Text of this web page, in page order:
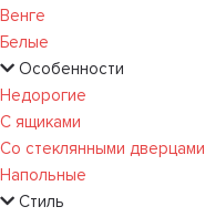
Венге
Белые
Особенности
Недорогие
С ящиками
Со стеклянными дверцами
Напольные
Стиль